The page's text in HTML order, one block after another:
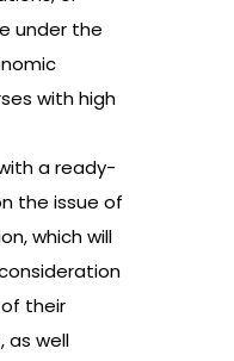
under the
with high
a ready-
the issue of
which will
their
as well